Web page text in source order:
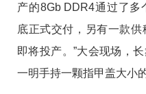
产的8Gb DDR4通过了
底正式交付，另有一款
即将投产。”大会现场，
一明手持一颗指甲盖大小